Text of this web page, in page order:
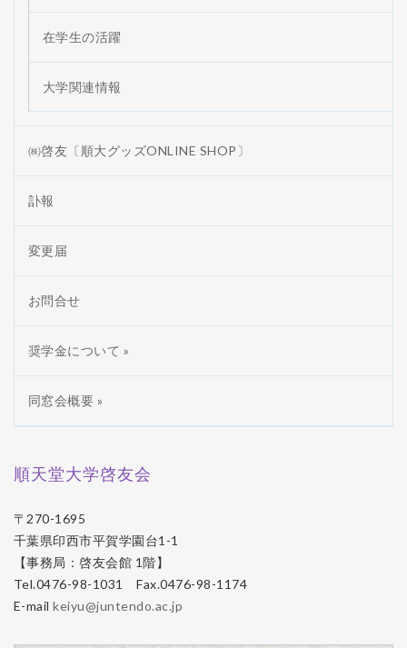
在学生の活躍
大学関連情報
㈱啓友〔順大グッズONLINE SHOP〕
訃報
変更届
お問合せ
奨学金について »
同窓会概要 »
順天堂大学啓友会
〒270-1695
千葉県印西市平賀学園台1-1
【事務局：啓友会館 1階】
Tel.0476-98-1031 Fax.0476-98-1174
E-mailkeiyu@juntendo.ac.jp